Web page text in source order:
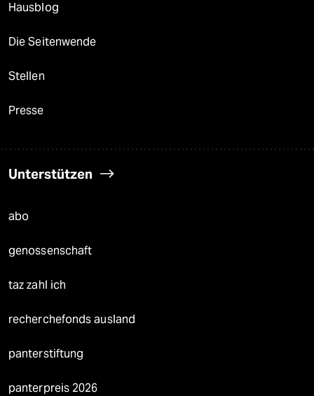
Hausblog
Die Seitenwende
Stellen
Presse
Unterstützen
abo
genossenschaft
taz zahl ich
recherchefonds ausland
panterstiftung
panterpreis 2026